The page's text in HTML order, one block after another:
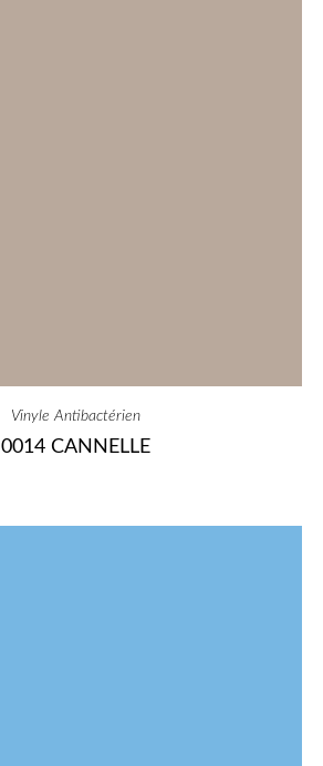
Vinyle Antibactérien
0014 CANNELLE